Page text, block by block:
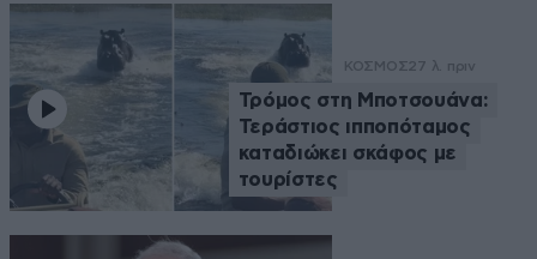
ΚΟΣΜΟΣ27 λ. πριν
Τρόμος στη Μποτσουάνα:
Τεράστιος ιπποπόταμος
καταδιώκει σκάφος με
τουρίστες